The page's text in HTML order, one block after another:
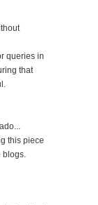
queries in
that
this piece
blogs.